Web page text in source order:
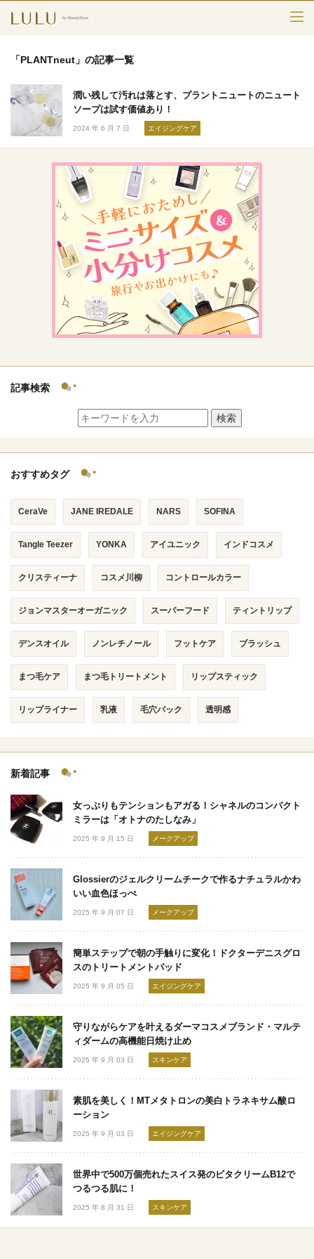
スキンケア
メークアップ
エイジングケア
フレグランス
ボディ＆ヘア
ライフスタイル
検索
「PLANTneut」の記事一覧
潤い残して汚れは落とす、プラントニュートのニュート
ソープは試す価値あり！
2024 年 6 月 7 日 エイジングケア
記事検索
検索
おすすめタグ
CeraVe JANE IREDALE NARS SOFINA
Tangle Teezer YONKA アイユニック インドコスメ
クリスティーナ コスメ川柳 コントロールカラー
ジョンマスターオーガニック スーパーフード ティントリップ
デンスオイル ノンレチノール フットケア ブラッシュ
まつ毛ケア まつ毛トリートメント リップスティック
リップライナー 乳液 毛穴パック 透明感
新着記事
女っぷりもテンションもアガる！シャネルのコンパクト
ミラーは「オトナのたしなみ」
2025 年 9 月 15 日 メークアップ
Glossierのジェルクリームチークで作るナチュラルかわ
いい血色ほっぺ
2025 年 9 月 07 日 メークアップ
簡単ステップで朝の手触りに変化！ドクターデニスグロ
スのトリートメントパッド
2025 年 9 月 05 日 エイジングケア
守りながらケアを叶えるダーマコスメブランド・マルテ
ィダームの高機能日焼け止め
2025 年 9 月 03 日 スキンケア
素肌を美しく！MTメタトロンの美白トラネキサム酸ロ
ーション
2025 年 9 月 03 日 エイジングケア
世界中で500万個売れたスイス発のビタクリームB12で
つるつる肌に！
2025 年 8 月 31 日 スキンケア